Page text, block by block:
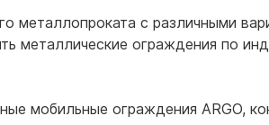
металлопроката с различными
металлические ограждения по
мобильные ограждения ARGO,